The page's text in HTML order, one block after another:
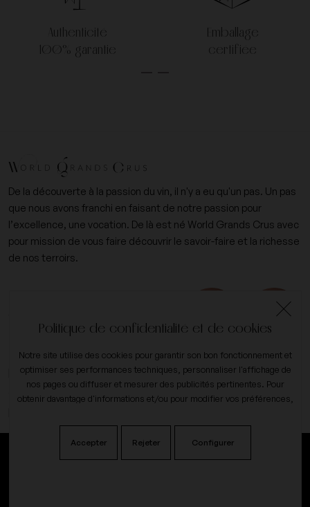
Authenticité
100% garantie
Emballage
certifiée
De la découverte à la passion du vin, il n'y a eu qu'un pas. Un pas
que nous avons franchi en faisant de notre passion pour
l’excellence, une vocation. De là est né World Grands Crus avec
pour mission de vous faire découvrir le savoir-faire et la richesse
de nos terroirs.
Mon compte expand_more
Politique de confidentialité et de cookies
Notre site utilise des cookies pour garantir son bon fonctionnement et
optimiser ses performances techniques, personnaliser l'affichage de
nos pages ou diffuser et mesurer des publicités pertinentes. Pour
obtenir davantage d'informations et/ou pour modifier vos préférences,
Accepter Rejeter Configurer